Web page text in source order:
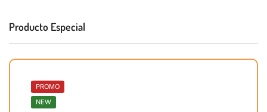
Producto Especial
PROMO
NEW